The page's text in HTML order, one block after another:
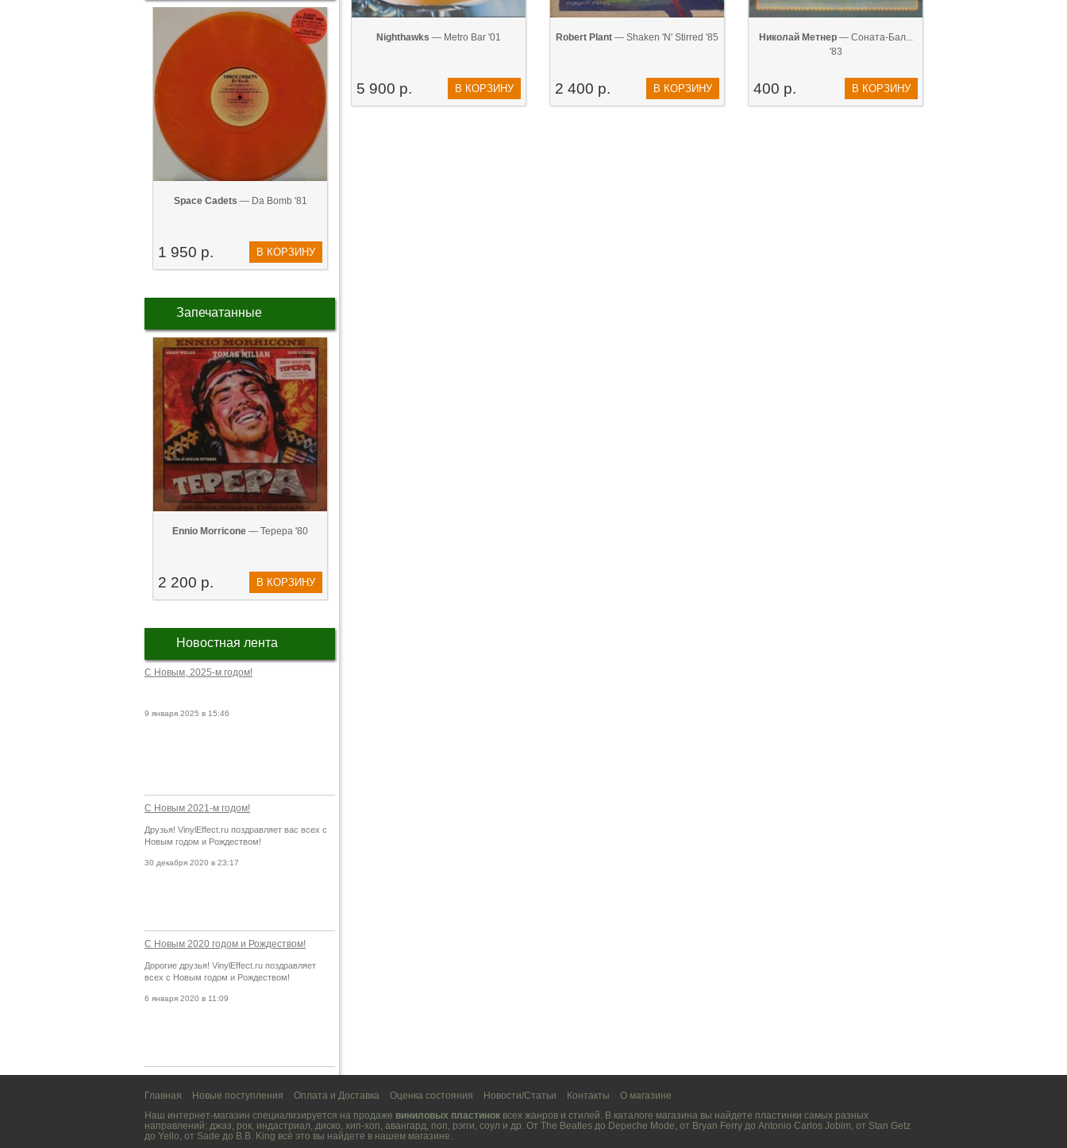
Space Cadets — Da Bomb '81
1 950 р. В КОРЗИНУ
Запечатанные
Ennio Morricone — Tepepa '80
2 200 р. В КОРЗИНУ
Новостная лента
С Новым, 2025-м годом!
9 января 2025 в 15:46
С Новым 2021-м годом!
Друзья! VinylEffect.ru поздравляет вас всех с
Новым годом и Рождеством!
30 декабря 2020 в 23:17
С Новым 2020 годом и Рождеством!
Дорогие друзья! VinylEffect.ru поздравляет
всех с Новым годом и Рождеством!
6 января 2020 в 11:09
Nighthawks — Metro Bar '01
5 900 р. В КОРЗИНУ
Robert Plant — Shaken 'N' Stirred '85
2 400 р. В КОРЗИНУ
Николай Метнер— Соната-Бал...
'83
400 р. В КОРЗИНУ
Главная Новые поступления Оплата и Доставка Оценка состояния Новости/Статьи Контакты
О магазине
Наш интернет-магазин специализируется на продаже виниловых пластинок всех жанров и стилей. В каталоге магазина вы найдете пластинки самых разных
направлений: джаз, рок, индастриал, диско, хип-хоп, авангард, поп, рэгги, соул и др. От The Beatles до Depeche Mode, от Bryan Ferry до Antonio Carlos Jobim, от Stan Getz
до Yello, от Sade до B.B. King всё это вы найдете в нашем магазине.